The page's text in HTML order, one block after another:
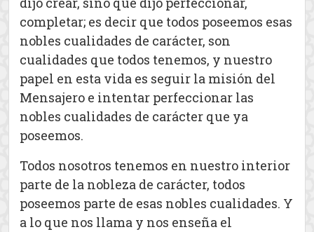
completar; es decir que todos poseemos esas
nobles cualidades de carácter, son
cualidades que todos tenemos, y nuestro
papel en esta vida es seguir la misión del
Mensajero e intentar perfeccionar las
nobles cualidades de carácter que ya
poseemos.
Todos nosotros tenemos en nuestro interior
parte de la nobleza de carácter, todos
poseemos parte de esas nobles cualidades. Y
a lo que nos llama y nos enseña el